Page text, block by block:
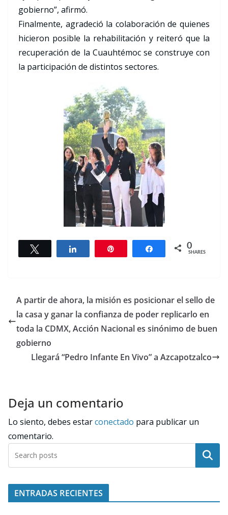
gobierno”, afirmó.
Finalmente, agradeció la colaboración de quienes
hicieron posible la rehabilitación y reiteró que la
recuperación de la Cuauhtémoc se construye con
la participación de distintos sectores.
Share 0
SHARES
A partir de ahora, la misión es posicionar el sello de
la casa y ganar la confianza de poder replicarlo en
toda la CDMX, Acción Nacional es sinónimo de buen
gobierno
Llegará “Pedro Infante En Vivo” a Azcapotzalco
Deja un comentario
Lo siento, debes estarconectado para publicar un
comentario.
Buscar
ENTRADAS RECIENTES